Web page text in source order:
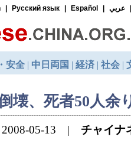
壊、死者50人
2008-05-13 | チャイナ